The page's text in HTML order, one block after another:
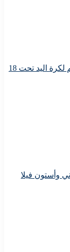
نتيجة مباراة مصر والصين فى كأس العالم لكرة اليد تحت 18
وأستون فيلا